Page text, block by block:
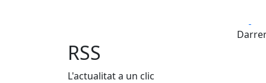
RSS
L'actualitat a un clic